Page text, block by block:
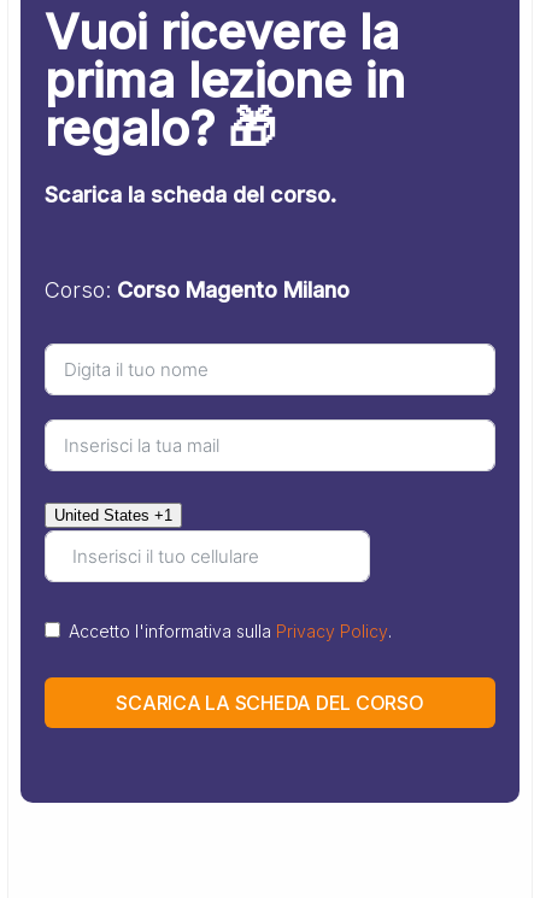
Vuoi ricevere la
prima lezione in
regalo? 🎁
Scarica la scheda del corso.
Corso: Corso Magento Milano
United States +1
Accetto l'informativa sulla Privacy Policy.
SCARICA LA SCHEDA DEL CORSO